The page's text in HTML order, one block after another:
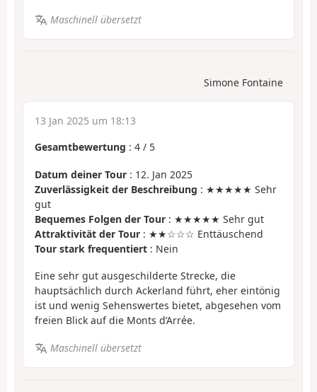
Maschinell übersetzt
Simone Fontaine
13 Jan 2025 um 18:13
Gesamtbewertung : 4 / 5
Datum deiner Tour : 12. Jan 2025
Zuverlässigkeit der Beschreibung : ★★★★★ Sehr
gut
Bequemes Folgen der Tour : ★★★★★ Sehr gut
Attraktivität der Tour : ★★☆☆☆ Enttäuschend
Tour stark frequentiert : Nein
Eine sehr gut ausgeschilderte Strecke, die
hauptsächlich durch Ackerland führt, eher eintönig
ist und wenig Sehenswertes bietet, abgesehen vom
freien Blick auf die Monts d’Arrée.
Maschinell übersetzt